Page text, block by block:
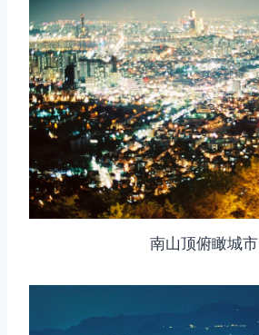
南山顶俯瞰城市